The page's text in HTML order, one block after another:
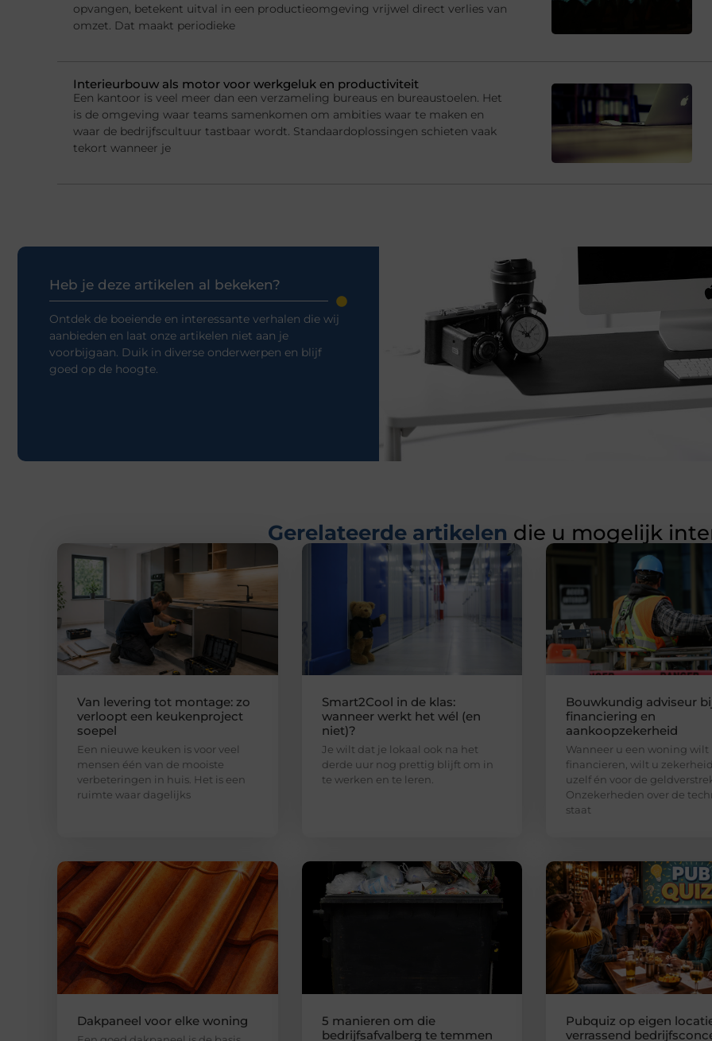
opvangen, betekent uitval in een productieomgeving vrijwel direct verlies van
omzet. Dat maakt periodieke
Interieurbouw als motor voor werkgeluk en productiviteit
Een kantoor is veel meer dan een verzameling bureaus en bureaustoelen. Het
is de omgeving waar teams samenkomen om ambities waar te maken en
waar de bedrijfscultuur tastbaar wordt. Standaardoplossingen schieten vaak
tekort wanneer je
Heb je deze artikelen al bekeken?
Ontdek de boeiende en interessante verhalen die wij
aanbieden en laat onze artikelen niet aan je
voorbijgaan. Duik in diverse onderwerpen en blijf
goed op de hoogte.
Gerelateerde artikelen die u mogelijk
Van levering tot montage: zo
verloopt een keukenproject
soepel
Een nieuwe keuken is voor veel
mensen één van de mooiste
verbeteringen in huis. Het is een
ruimte waar dagelijks
Smart2Cool in de klas:
wanneer werkt het wél (en
niet)?
Je wilt dat je lokaal ook na het
derde uur nog prettig blijft om in
te werken en te leren.
Bouwkundig adviseur
financiering en
aankoopzekerheid
Wanneer u een woning wilt
financieren, wilt u
uzelf én voor de
Onzekerheden over de
staat
Dakpaneel voor elke woning
5 manieren om die
bedrijfsafvalberg te temmen
Pubquiz op eigen
verrassend